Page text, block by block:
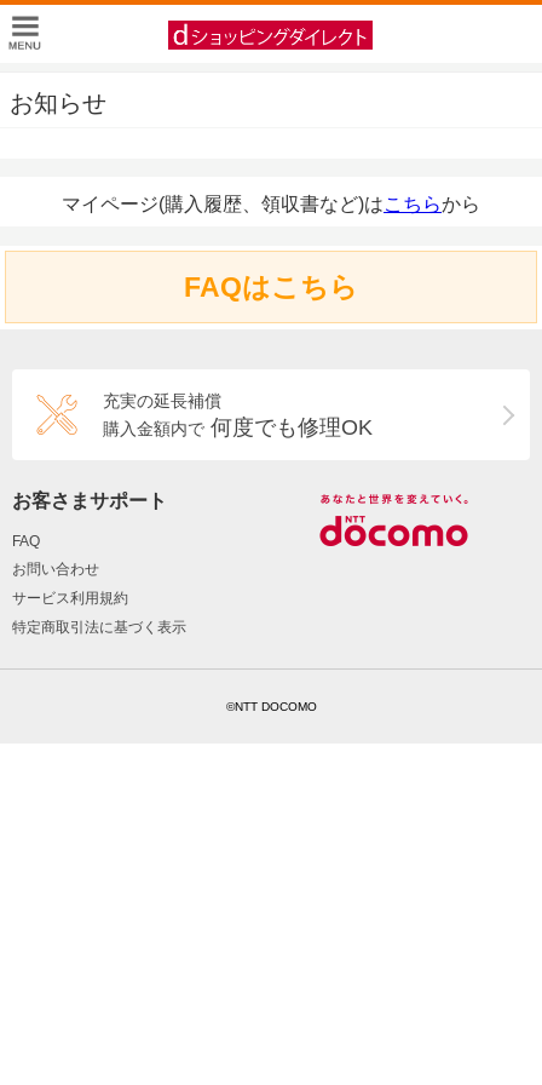
お知らせ
マイページ(購入履歴、領収書など)はこちらから
FAQはこちら
充実の延長補償
購入金額内で 何度でも修理OK
お客さまサポート
FAQ
お問い合わせ
サービス利用規約
特定商取引法に基づく表示
©NTT DOCOMO